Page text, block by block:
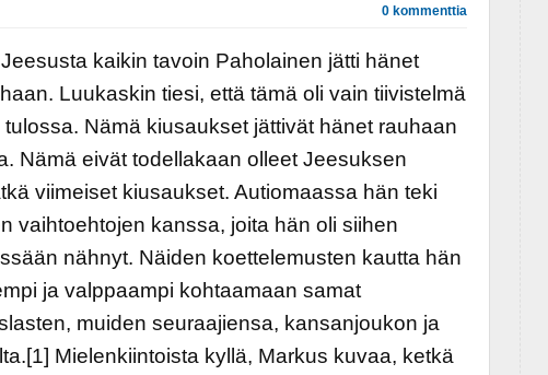
0 kommenttia
kaikin tavoin Paholainen jätti hänet
Luukaskin tiesi, että tämä oli vain tiivistelmä
tulossa. Nämä kiusaukset jättivät hänet rauhaan
Nämä eivät todellakaan olleet Jeesuksen
viimeiset kiusaukset. Autiomaassa hän teki
vaihtoehtojen kanssa, joita hän oli siihen
nähnyt. Näiden koettelemusten kautta hän
ja valppaampi kohtaamaan samat
muiden seuraajiensa, kansanjoukon ja
Mielenkiintoista kyllä, Markus kuvaa, ketkä